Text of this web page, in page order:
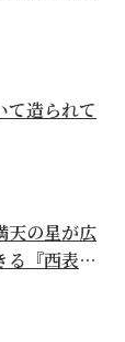
て造られて
天の星が広
る『西表島